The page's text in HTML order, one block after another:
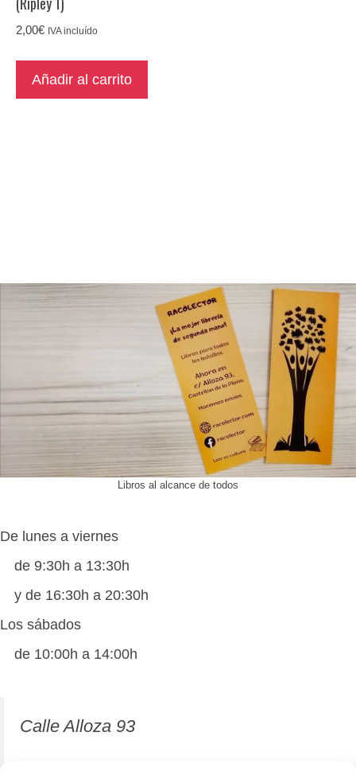
2,00€ IVA incluído
Añadir al carrito
Libros al alcance de todos
De lunes a viernes
de 9:30h a 13:30h
y de 16:30h a 20:30h
Los sábados
de 10:00h a 14:00h
Calle Alloza 93